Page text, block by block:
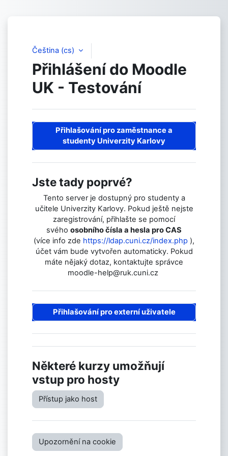
Čeština ‎(cs)‎
Přihlášení do Moodle
UK - Testování
Přihlašování pro zaměstnance a
studenty Univerzity Karlovy
Jste tady poprvé?
Tento server je dostupný pro studenty a
učitele Univerzity Karlovy. Pokud ještě nejste
zaregistrování, přihlašte se pomocí
svého osobního čísla a hesla pro CAS
(více info zde https://ldap.cuni.cz/index.php ),
účet vám bude vytvořen automaticky. Pokud
máte nějaký dotaz, kontaktujte správce
moodle-help@ruk.cuni.cz
Přihlašování pro externí uživatele
Některé kurzy umožňují
vstup pro hosty
Přístup jako host
Upozornění na cookie